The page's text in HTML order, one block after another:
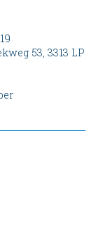
53, 3313 LP